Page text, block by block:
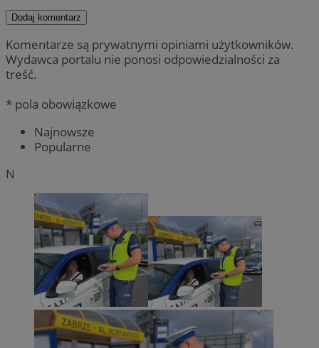
Dodaj komentarz
Komentarze są prywatnymi opiniami użytkowników.
Wydawca portalu nie ponosi odpowiedzialności za
treść.
* pola obowiązkowe
Najnowsze
Popularne
N